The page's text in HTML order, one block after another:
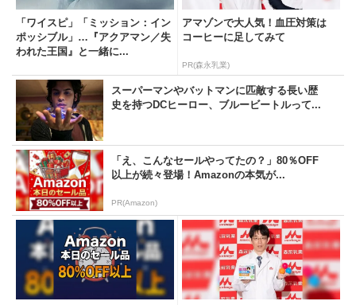
「ワイスピ」「ミッション：イン
ポッシブル」…『アクアマン／失
われた王国』と一緒に...
アマゾンで大人気！血圧対策は
コーヒーに足してみて
PR(森永乳業)
スーパーマンやバットマンに匹敵する長い歴
史を持つDCヒーロー、ブルービートルって...
「え、こんなセールやってたの？」80％OFF
以上が続々登場！Amazonの本気が...
PR(Amazon)